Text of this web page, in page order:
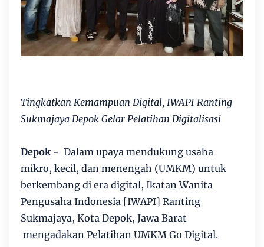
Tingkatkan Kemampuan Digital, IWAPI Ranting
Sukmajaya Depok Gelar Pelatihan Digitalisasi
Depok - Dalam upaya mendukung usaha
mikro, kecil, dan menengah (UMKM) untuk
berkembang di era digital, Ikatan Wanita
Pengusaha Indonesia [IWAPI] Ranting
Sukmajaya, Kota Depok, Jawa Barat
mengadakan Pelatihan UMKM Go Digital.